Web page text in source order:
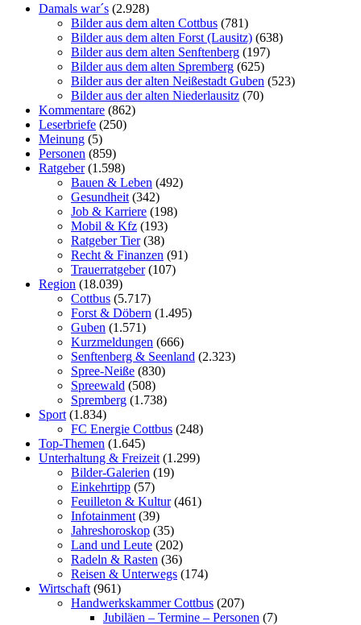
Damals war´s (2.928)
Bilder aus dem alten Cottbus (781)
Bilder aus dem alten Forst (Lausitz) (638)
Bilder aus dem alten Senftenberg (197)
Bilder aus dem alten Spremberg (625)
Bilder aus der alten Neißestadt Guben (523)
Bilder aus der alten Niederlausitz (70)
Kommentare (862)
Leserbriefe (250)
Meinung (5)
Personen (859)
Ratgeber(1.598)
Bauen & Leben (492)
Gesundheit (342)
Job & Karriere (198)
Mobil & Kfz (193)
Ratgeber Tier(38)
Recht & Finanzen (91)
Trauerratgeber(107)
Region (18.039)
Cottbus (5.717)
Forst & Döbern (1.495)
Guben (1.571)
Kurzmeldungen (666)
Senftenberg & Seenland (2.323)
Spree-Neiße (830)
Spreewald (508)
Spremberg (1.738)
Sport (1.834)
FC Energie Cottbus (248)
Top-Themen (1.645)
Unterhaltung & Freizeit (1.299)
Bilder-Galerien (19)
Einkehrtipp (57)
Feuilleton & Kultur(461)
Infotainment (39)
Jahreshoroskop (35)
Land und Leute (202)
Radeln & Rasten (36)
Reisen & Unterwegs (174)
Wirtschaft (961)
Handwerkskammer Cottbus (207)
Jubiläen – Termine – Personen (7)